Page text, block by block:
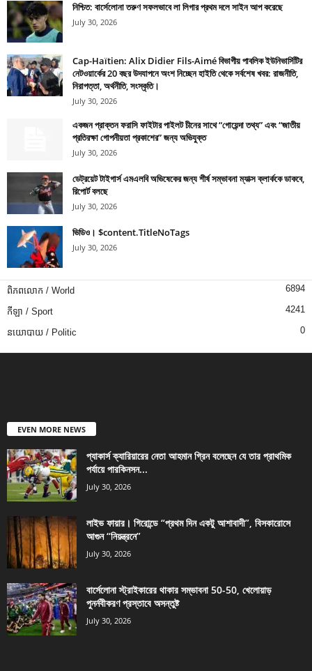
নিশ্চিত: বার্সেলোনা তরুণ সফলভাবে লা লিগার প্রথম দলে সাইন আপ করেছে
July 30, 2026
Cap-Haïtien: Alix Didier Fils-Aimé বিভাগীয় পাবলিক ইউনিভার্সিটির
নেটওয়ার্কের 20 বছর উদযাপনে অংশ নিচ্ছেন হাইতি থেকে সর্বশেষ খবর: রাজনীতি,
নিরাপত্তা, অর্থনীতি, সংস্কৃতি।
July 30, 2026
একজন প্রাক্তন ফরাসি ফাইটার পাইলট চীনের সাথে “গোয়েন্দা তথ্য” এবং “জাতীয়
প্রতিরক্ষা গোপনীয়তা প্রকাশের” জন্য অভিযুক্ত
July 30, 2026
ডেট্রয়েট টাইগার্স এমএলবি অভিষেকের জন্য শীর্ষ সম্ভাবনা ম্যাক্স ক্লার্ককে ডাকবে,
রিপোর্ট বলছে
July 30, 2026
ভিডিও। $content.TitleNoTags
July 30, 2026
ពិភពលោក / World 6894
កីឡា / Sport 4241
នយោបាយ / Politic 0
EVEN MORE NEWS
প্যাকার্স ক্যারিয়ারের নেতা আহমান গ্রিন বলেছেন যে তার প্রাথমিক
পর্যায়ে পারকিনসন...
July 30, 2026
লাইভ ফায়ার। গিরোন্ডে “প্রথম দিন একটু আশাবাদী”, বিসকারোসে
আগুন “নিয়ন্ত্রনে”
July 30, 2026
বার্সেলোনা স্ট্রাইকারের থাকার সম্ভাবনা 50-50, খেলোয়াড়
পুনর্নবীকরণ প্রস্তাবে অসন্তুষ্ট
July 30, 2026